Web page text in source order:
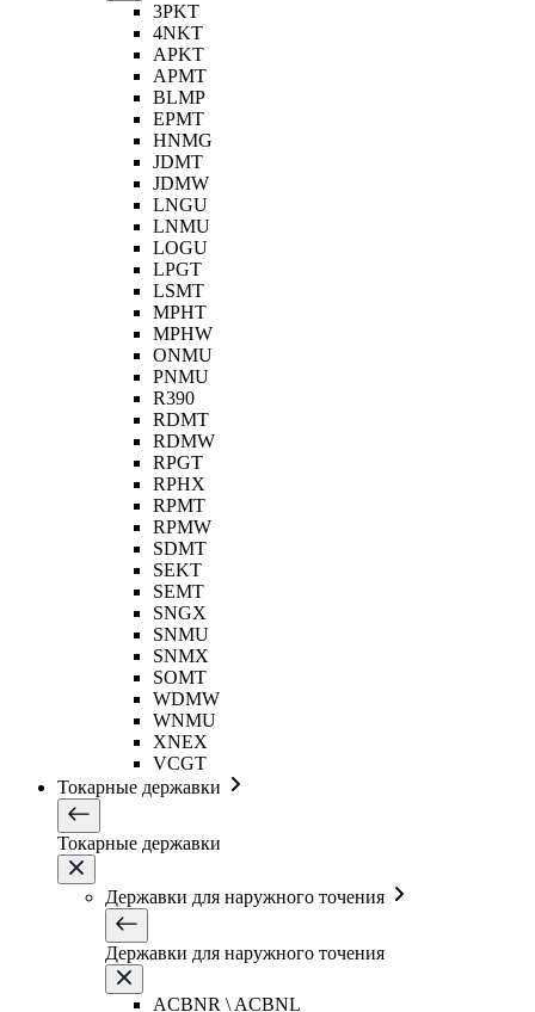
3PKT
4NKT
APKT
APMT
BLMP
EPMT
HNMG
JDMT
JDMW
LNGU
LNMU
LOGU
LPGT
LSMT
MPHT
MPHW
ONMU
PNMU
R390
RDMT
RDMW
RPGT
RPHX
RPMT
RPMW
SDMT
SEKT
SEMT
SNGX
SNMU
SNMX
SOMT
WDMW
WNMU
XNEX
VCGT
Токарные державки
Токарные державки
Державки для наружного точения
Державки для наружного точения
ACBNR \ ACBNL